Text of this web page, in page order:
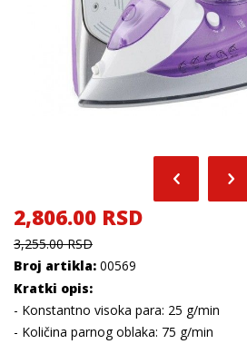
2,806.00 RSD
3,255.00 RSD
Broj artikla: 00569
Kratki opis:
- Konstantno visoka para: 25 g/min
- Količina parnog oblaka: 75 g/min